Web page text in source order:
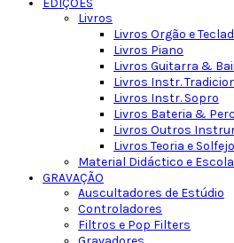
EDIÇÕES
Livros
Livros Orgão e
Livros Piano
Livros Guitarra &
Livros Instr.
Livros Instr. Sopro
Livros Bateria &
Livros Outros
Livros Teoria e Solfejo
Material Didáctico e
GRAVAÇÃO
Auscultadores de Estúdio
Controladores
Filtros e Pop Filters